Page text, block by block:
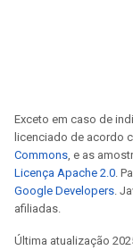
Exceto em caso de
licenciado de acordo
Commons, e as
Licença Apache 2.0.
Google Developers.
afiliadas.
Última atualização